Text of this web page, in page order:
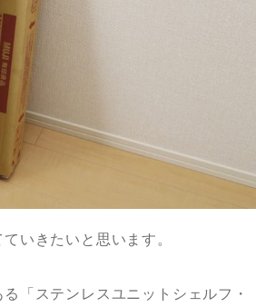
いきたいと思います。
「ステンレスユニットシェルフ・